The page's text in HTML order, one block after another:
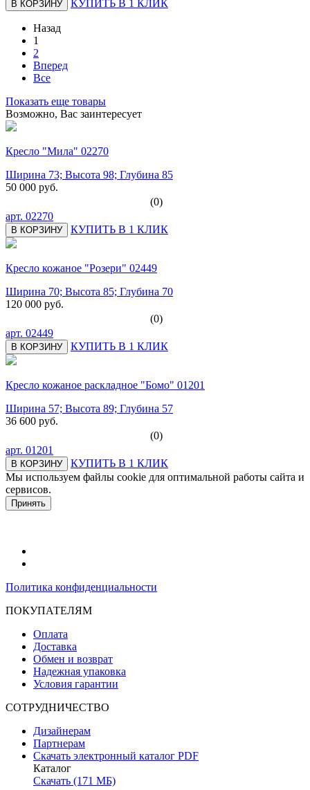
В КОРЗИНУ КУПИТЬ В 1 КЛИК
Назад
1
2
Вперед
Все
Показать еще товары
Возможно, Вас заинтересует
Кресло "Мила" 02270
Ширина 73; Высота 98; Глубина 85
50 000 руб.
(0)
арт. 02270
В КОРЗИНУ КУПИТЬ В 1 КЛИК
Кресло кожаное "Розери" 02449
Ширина 70; Высота 85; Глубина 70
120 000 руб.
(0)
арт. 02449
В КОРЗИНУ КУПИТЬ В 1 КЛИК
Кресло кожаное раскладное "Бомо" 01201
Ширина 57; Высота 89; Глубина 57
36 600 руб.
(0)
арт. 01201
В КОРЗИНУ
КУПИТЬ В 1 КЛИК
Мы используем файлы cookie для оптимальной работы сайта и
сервисов.
Принять
Политика конфиденциальности
ПОКУПАТЕЛЯМ
Оплата
Доставка
Обмен и возврат
Надежная упаковка
Условия гарантии
СОТРУДНИЧЕСТВО
Дизайнерам
Партнерам
Скачать электронный каталог PDF
Каталог
Скачать (171 МБ)